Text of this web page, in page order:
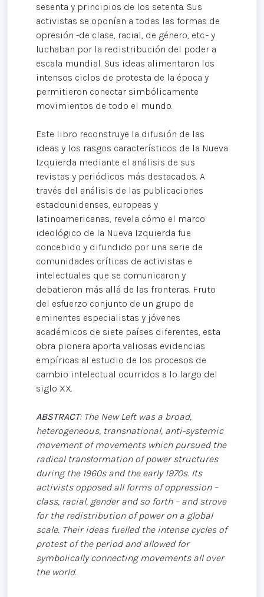
sesenta y principios de los setenta. Sus
activistas se oponían a todas las formas de
opresión -de clase, racial, de género, etc.- y
luchaban por la redistribución del poder a
escala mundial. Sus ideas alimentaron los
intensos ciclos de protesta de la época y
permitieron conectar simbólicamente
movimientos de todo el mundo.
Este libro reconstruye la difusión de las
ideas y los rasgos característicos de la Nueva
Izquierda mediante el análisis de sus
revistas y periódicos más destacados. A
través del análisis de las publicaciones
estadounidenses, europeas y
latinoamericanas, revela cómo el marco
ideológico de la Nueva Izquierda fue
concebido y difundido por una serie de
comunidades críticas de activistas e
intelectuales que se comunicaron y
debatieron más allá de las fronteras. Fruto
del esfuerzo conjunto de un grupo de
eminentes especialistas y jóvenes
académicos de siete países diferentes, esta
obra pionera aporta valiosas evidencias
empíricas al estudio de los procesos de
cambio intelectual ocurridos a lo largo del
siglo XX.
ABSTRACT: The New Left was a broad,
heterogeneous, transnational, anti-systemic
movement of movements which pursued the
radical transformation of power structures
during the 1960s and the early 1970s. Its
activists opposed all forms of oppression –
class, racial, gender and so forth – and strove
for the redistribution of power on a global
scale. Their ideas fuelled the intense cycles of
protest of the period and allowed for
symbolically connecting movements all over
the world.